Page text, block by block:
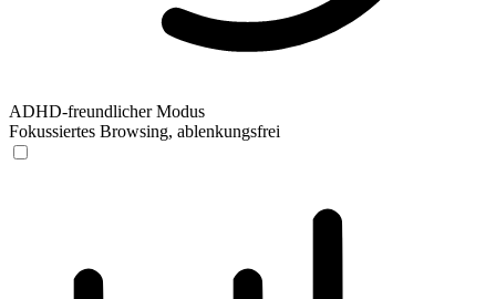
ADHD-freundlicher Modus
Fokussiertes Browsing, ablenkungsfrei